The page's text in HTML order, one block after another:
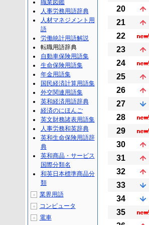
20
21
22
23
24
25
26
27
28
29
30
31
32
33
34
35
職業図鑑
人事労務用語辞典
人材マネジメント用
語
労働統計用語解説
転職用語辞典
自動車保険用語集
生命保険用語集
年金用語集
国民経済計算用語集
外交関連用語集
英和経済用語辞典
経済のにほんご
英文財務諸表用語集
人事労務和英辞典
英和生命保険用語辞
典
英和商品・サービス
国際分類名
和英日本標準商品分
類
＋ 業界用語
＋ コンピュータ
＋ 電車